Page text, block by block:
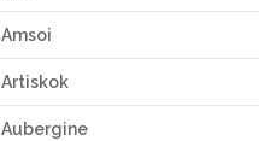
Amsoi
Artiskok
Aubergine